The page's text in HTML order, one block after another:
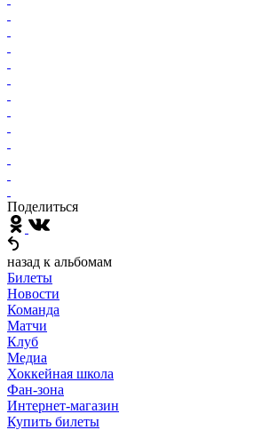
Поделиться
назад к альбомам
Билеты
Новости
Команда
Матчи
Клуб
Медиа
Хоккейная школа
Фан-зона
Интернет-магазин
Купить билеты